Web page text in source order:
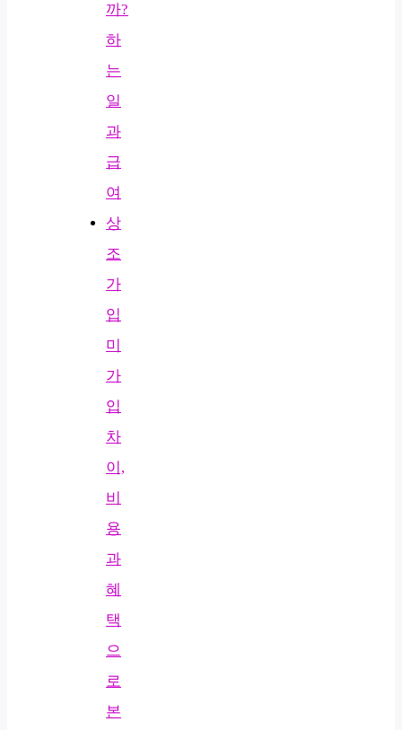
까?
하
는
일
과
급
여
상
조
가
입
미
가
입
차
이,
비
용
과
혜
택
으
로
본